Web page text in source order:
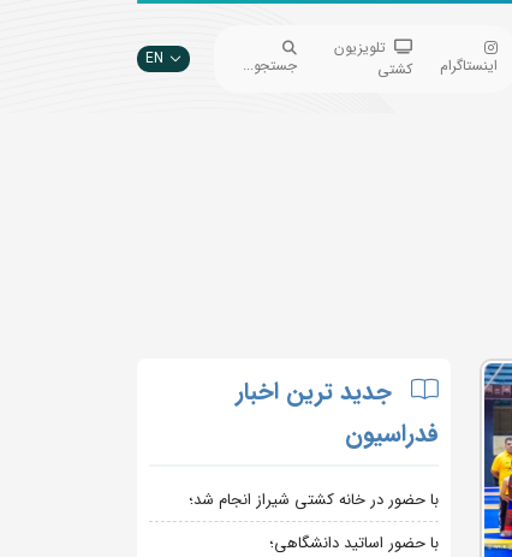
اینستاگرام
تلویزیون
کشتی
جستجو... EN
جدید ترین اخبار
فدراسیون
با حضور در خانه کشتی شیراز انجام شد؛
با حضور اساتید دانشگاهی؛